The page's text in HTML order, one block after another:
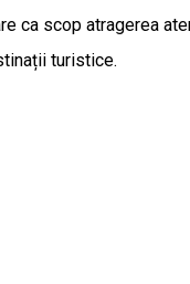
ca scop atragerea
turistice.